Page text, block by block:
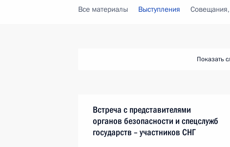
Все материалы Выступления Совещания,
Показать
Встреча с представителями
органов безопасности и спецслужб
государств – участников СНГ